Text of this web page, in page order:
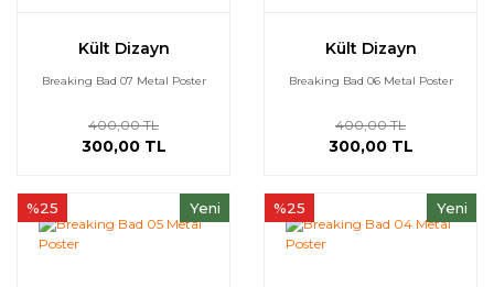
Kült Dizayn
Breaking Bad 07 Metal Poster
400,00 TL
300,00 TL
Kült Dizayn
Breaking Bad 06 Metal Poster
400,00 TL
300,00 TL
Yeni
%25 Yeni
%25